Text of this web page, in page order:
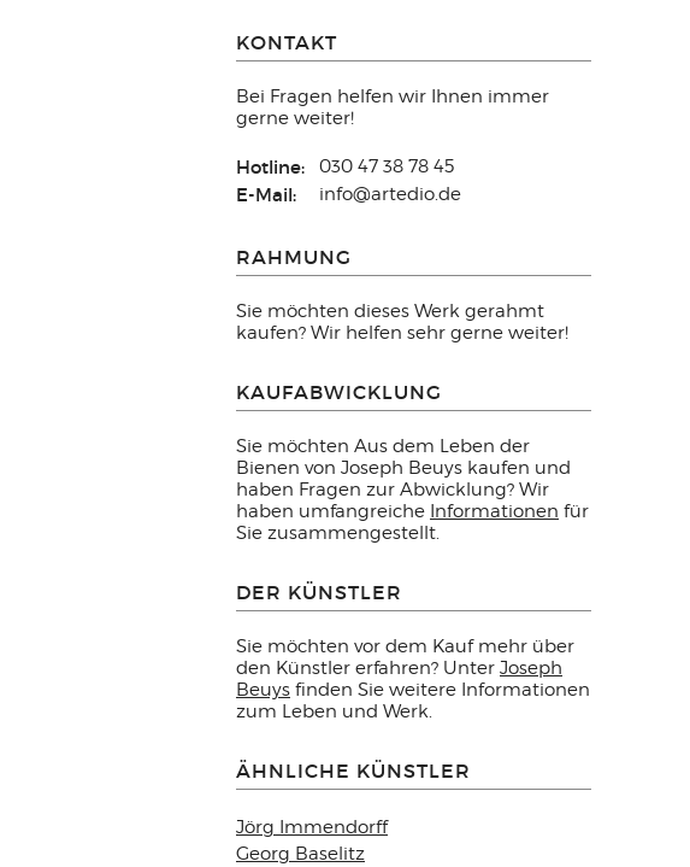
KONTAKT
Bei Fragen helfen wir Ihnen immer
gerne weiter!
Hotline: 030 47 38 78 45
E-Mail: info@artedio.de
RAHMUNG
Sie möchten dieses Werk gerahmt
kaufen? Wir helfen sehr gerne weiter!
KAUFABWICKLUNG
Sie möchten Aus dem Leben der
Bienen von Joseph Beuys kaufen und
haben Fragen zur Abwicklung? Wir
haben umfangreiche Informationen für
Sie zusammengestellt.
DER KÜNSTLER
Sie möchten vor dem Kauf mehr über
den Künstler erfahren? Unter Joseph
Beuys finden Sie weitere Informationen
zum Leben und Werk.
ÄHNLICHE KÜNSTLER
Jörg Immendorff
Georg Baselitz